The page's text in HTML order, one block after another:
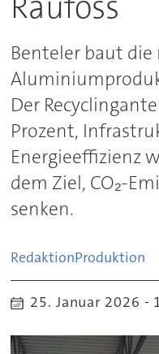
Benteler baut
Der
Prozent,
Energieeffizienz
dem Ziel, CO₂-
senken.
RedaktionProduktion
25. Januar 2026 -